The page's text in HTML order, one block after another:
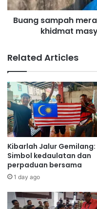
s
k
a
n
s
e
r
p
r
o
s
t
a
p
r
a
t
a
-
r
a
t
a
,
9
i
d
i
Buang sampah
khidmat
Related Articles
Kibarlah Jalur Gemilang:
Simbol kedaulatan dan
perpaduan bersama
1 day ago